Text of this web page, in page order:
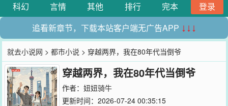
科幻
言情 其他 排行 完本
登录
追看新章节，下载本站客户端无广告APP ↓↓↓
就去小说网 >都市小说 > 穿越两界，我在80年代当倒爷
穿越两界，我在80年代当倒爷
作者： 妞妞骑牛
更新时间：2026-07-24 00:35:15